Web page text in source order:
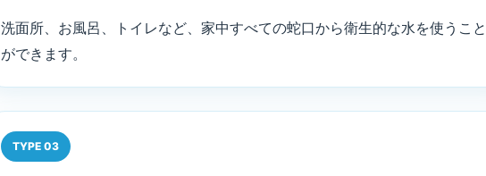
洗面所、お風呂、トイレなど、家中すべての蛇口から衛生的な水を使うこと
ができます。
TYPE 03